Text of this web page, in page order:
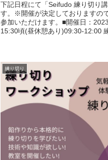
下記日程にて「Seifudo 練り切り
す。※開催が決定しておりますの
参加いただけます。■開催日：
15:30頃(昼休憩あり)09:30-12:00
練り切り